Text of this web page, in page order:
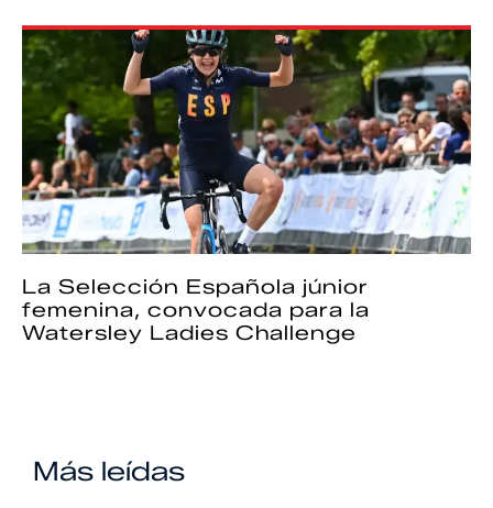
La Selección Española júnior
femenina, convocada para la
Watersley Ladies Challenge
Más leídas